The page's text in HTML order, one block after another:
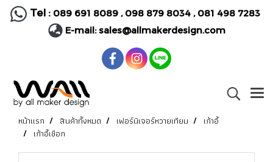
Tel : 089 691 8089, 098 879 8034 , 081 498 7283
E-mail:sales@allmakerdesign.com
หน้าแรก สินค้าทั้งหมด เฟอร์นิเจอร์หวายเทียม
เก้าอี้
เก้าอี้เชือก